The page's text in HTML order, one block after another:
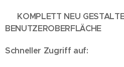
🎬 KOMPLETT NEU
BENUTZEROBERFLÄCHE
Schneller Zugriff auf: